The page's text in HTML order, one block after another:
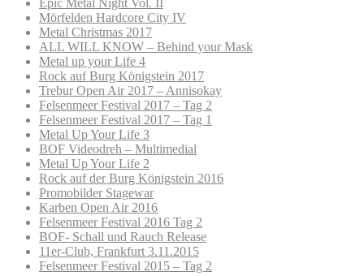
Epic Metal Night Vol. II
Mörfelden Hardcore City IV
Metal Christmas 2017
ALL WILL KNOW – Behind your Mask
Metal up your Life 4
Rock auf Burg Königstein 2017
Trebur Open Air 2017 – Annisokay
Felsenmeer Festival 2017 – Tag 2
Felsenmeer Festival 2017 – Tag 1
Metal Up Your Life 3
BOF Videodreh – Multimedial
Metal Up Your Life 2
Rock auf der Burg Königstein 2016
Promobilder Stagewar
Karben Open Air 2016
Felsenmeer Festival 2016 Tag 2
BOF- Schall und Rauch Release
11er-Club, Frankfurt 3.11.2015
Felsenmeer Festival 2015 – Tag 2